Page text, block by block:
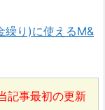
繰り)に使えるM&
記事最初の更新